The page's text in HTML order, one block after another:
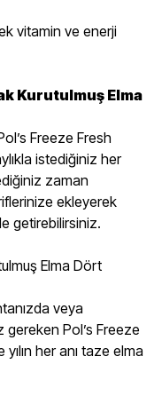
vitamin ve enerji
Kurutulmuş Elma
Freeze Fresh
istediğiniz her
zaman
ekleyerek
getirebilirsiniz.
Elma Dört
veya
Pol’s Freeze
her anı taze elma